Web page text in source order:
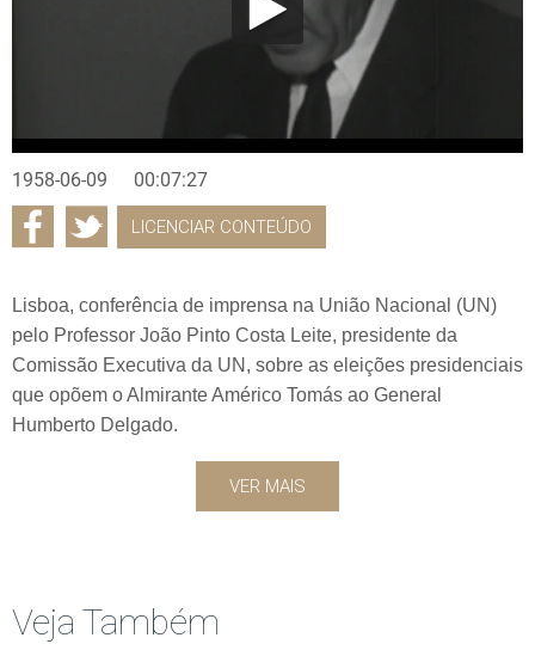
1958-06-09 00:07:27
LICENCIAR CONTEÚDO
Lisboa, conferência de imprensa na União Nacional (UN)
pelo Professor João Pinto Costa Leite, presidente da
Comissão Executiva da UN, sobre as eleições presidenciais
que opõem o Almirante Américo Tomás ao General
Humberto Delgado.
VER MAIS
Veja Também